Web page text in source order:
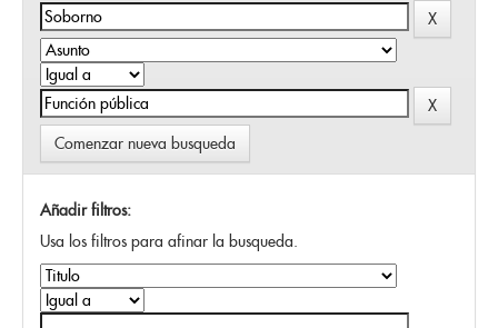
Comenzar nueva busqueda
Añadir filtros:
Usa los filtros para afinar la busqueda.